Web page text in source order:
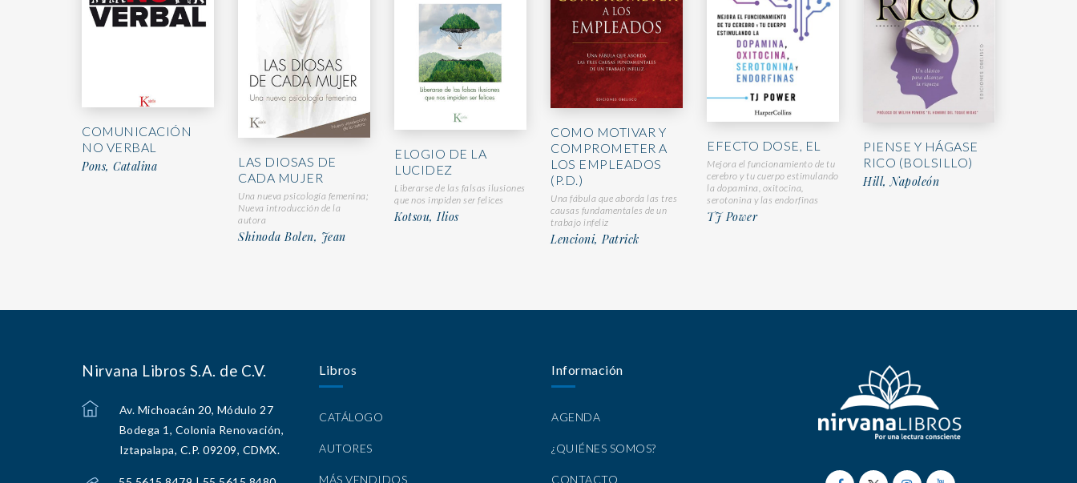
COMUNICACIÓN
NO VERBAL
Pons, Catalina
LAS DIOSAS DE
CADA MUJER
Una nueva psicología femenina;
Nueva introducción de la
autora
Shinoda Bolen, Jean
ELOGIO DE LA
LUCIDEZ
Liberarse de las falsas ilusiones
que nos impiden ser felices
Kotsou, Ilios
COMO MOTIVAR Y
COMPROMETER A
LOS EMPLEADOS
(P.D.)
Una fábula que aborda las tres
causas fundamentales de un
trabajo infeliz
Lencioni, Patrick
EFECTO DOSE, EL
Mejora el funcionamiento de tu
cerebro y tu cuerpo estimulando
la dopamina, oxitocina,
serotonina y las endorfinas
TJ Power
PIENSE Y HÁGASE
RICO (BOLSILLO)
Hill, Napoleón
Nirvana Libros S.A. de C.V.
Av. Michoacán 20, Módulo 27
Bodega 1, Colonia Renovación,
Iztapalapa, C.P. 09209, CDMX.
Libros
CATÁLOGO
AUTORES
MÁS VENDIDOS
Información
AGENDA
¿QUIÉNES SOMOS?
CONTACTO